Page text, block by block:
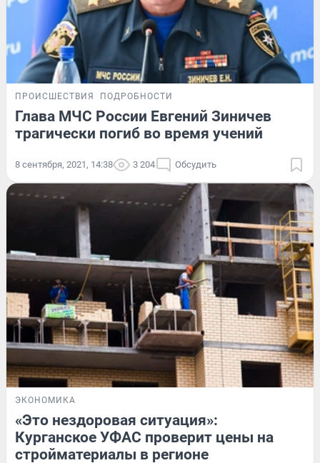
ПРОИСШЕСТВИЯ ПОДРОБНОСТИ
Глава МЧС России Евгений Зиничев
трагически погиб во время учений
8 сентября, 2021, 14:38 3 204 Обсудить
ЭКОНОМИКА
«Это нездоровая ситуация»:
Курганское УФАС проверит цены на
стройматериалы в регионе